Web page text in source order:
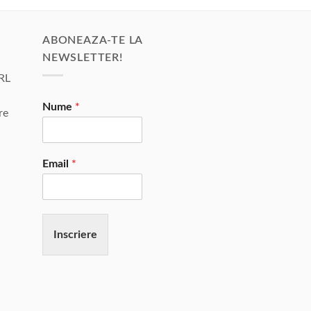
ABONEAZA-TE LA
NEWSLETTER!
Nume *
Email *
Inscriere